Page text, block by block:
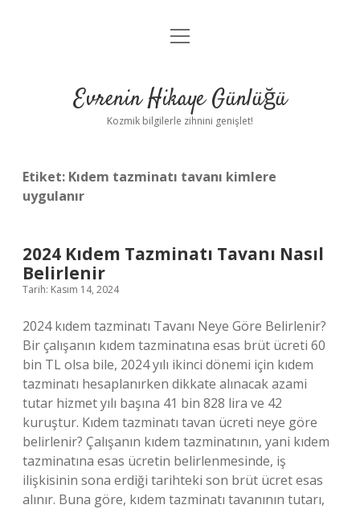
Anasayfa
Yasal Uyarı
menüyü
Evrenin Hikaye Günlüğü
Kozmik bilgilerle zihnini genişlet!
Etiket: Kıdem tazminatı tavanı kimlere
uygulanır
2024 Kıdem Tazminatı Tavanı Nasıl
Belirlenir
Tarih: Kasım 14, 2024
2024 kıdem tazminatı Tavanı Neye Göre Belirlenir?
Bir çalışanın kıdem tazminatına esas brüt ücreti 60
bin TL olsa bile, 2024 yılı ikinci dönemi için kıdem
tazminatı hesaplanırken dikkate alınacak azami
tutar hizmet yılı başına 41 bin 828 lira ve 42
kuruştur. Kıdem tazminatı tavan ücreti neye göre
belirlenir? Çalışanın kıdem tazminatının, yani kıdem
tazminatına esas ücretin belirlenmesinde, iş
ilişkisinin sona erdiği tarihteki son brüt ücret esas
alınır. Buna göre, kıdem tazminatı tavanının tutarı,